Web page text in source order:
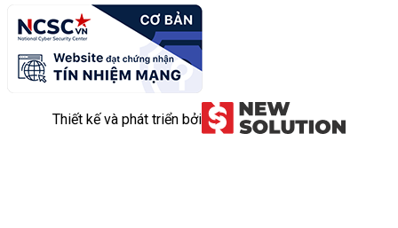
Thiết kế và phát triển bởi